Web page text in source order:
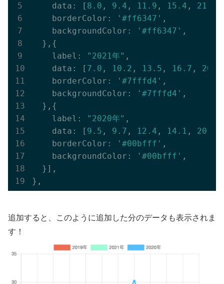
    data: [
8.0 , 9.4 , 11.9 , 15.4 , 21.1
    borderColor:
'#ff6347' ,
    backgroundColor:
'#ff6347' ,
  },{
    label:
"2021年" ,
    data: [
7.0 , 10.2 , 13.5 , 16.7 , 20.4
    borderColor:
'#7fffd4' ,
    backgroundColor:
'#7fffd4' ,
  },{
    label:
"2020年" ,
    data: [
9.5 , 9.7 , 12.4 , 14.1 , 20.4
    borderColor:
'#00bfff' ,
    backgroundColor:
'#00bfff' ,
  }],
追加すると、このように追加した分のデータも表示されま
す！